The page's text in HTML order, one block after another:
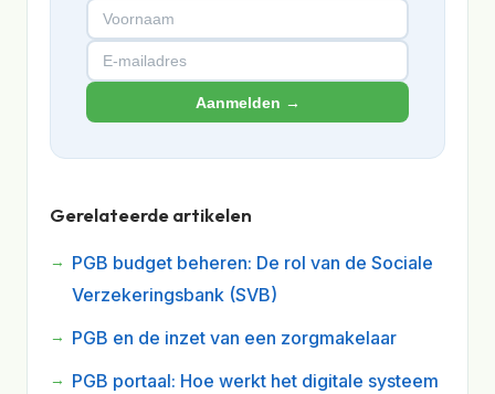
Aanmelden →
Gerelateerde artikelen
PGB budget beheren: De rol van de Sociale
Verzekeringsbank (SVB)
PGB en de inzet van een zorgmakelaar
PGB portaal: Hoe werkt het digitale systeem